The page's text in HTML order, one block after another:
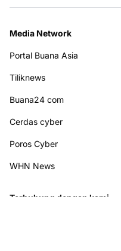
Media Network
Portal Buana Asia
Tiliknews
Buana24 com
Cerdas cyber
Poros Cyber
WHN News
Terhubung dengan kami